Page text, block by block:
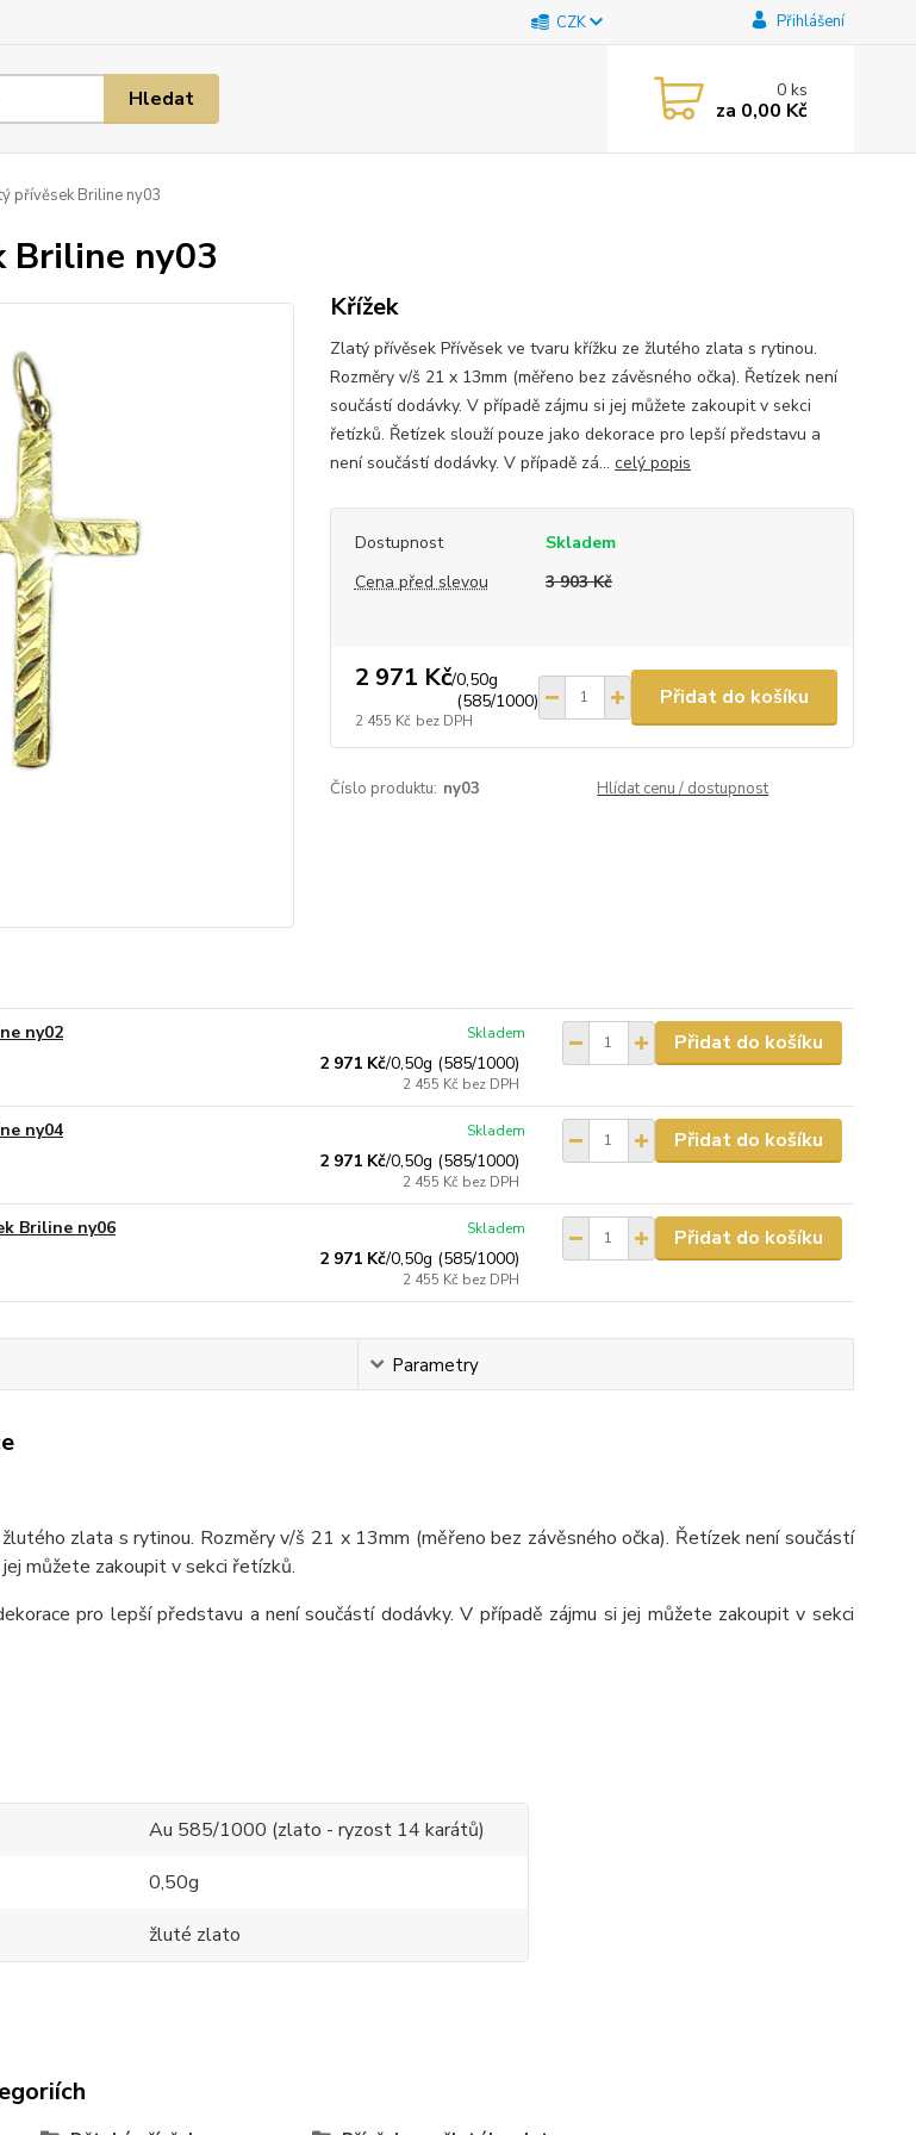
CZK Přihlášení
Hledat 0ks
za 0,00 Kč
přívěsek Briline ny03
Briline ny03
Křížek
Zlatý přívěsek Přívěsek ve tvaru křížku ze žlutého zlata s rytinou.
Rozměry v/š 21 x 13mm (měřeno bez závěsného očka). Řetízek není
součástí dodávky. V případě zájmu si jej můžete zakoupit v sekci
řetízků. Řetízek slouží pouze jako dekorace pro lepší představu a
není součástí dodávky. V případě zá... celý popis
Dostupnost
Skladem
Cena před slevou
3 903 Kč
2 971 Kč/0,50g
(585/1000)
2 455 Kč bez DPH
Přidat do košíku
Číslo produktu: ny03 Hlídat cenu / dostupnost
ny02
2 971 Kč/0,50g (585/1000)
2 455 Kč bez DPH
Skladem Přidat do košíku
ny04
2 971 Kč/0,50g (585/1000)
2 455 Kč bez DPH
Skladem Přidat do košíku
Briline ny06
2 971 Kč/0,50g (585/1000)
2 455 Kč bez DPH
Skladem Přidat do košíku
Parametry
zlata s rytinou. Rozměry v/š 21 x 13mm (měřeno bez závěsného očka). Řetízek není součástí
můžete zakoupit v sekci řetízků.
pro lepší představu a není součástí dodávky. V případě zájmu si jej můžete zakoupit v sekci
Au 585/1000 (zlato - ryzost 14 karátů)
0,50g
žluté zlato